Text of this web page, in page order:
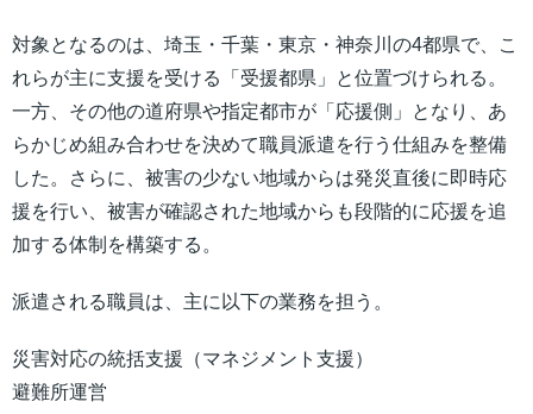
対象となるのは、埼玉・千葉・東京・神奈川の4都県で、こ
れらが主に支援を受ける「受援都県」と位置づけられる。
一方、その他の道府県や指定都市が「応援側」となり、あ
らかじめ組み合わせを決めて職員派遣を行う仕組みを整備
した。さらに、被害の少ない地域からは発災直後に即時応
援を行い、被害が確認された地域からも段階的に応援を追
加する体制を構築する。
派遣される職員は、主に以下の業務を担う。
災害対応の統括支援（マネジメント支援）
避難所運営